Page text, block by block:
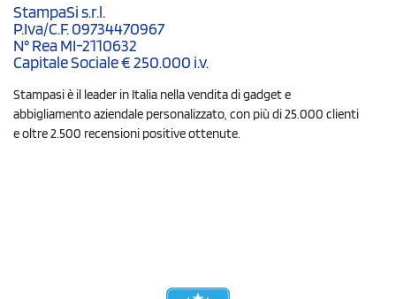
StampaSi s.r.l.
P.Iva/C.F. 09734470967
N° Rea MI-2110632
Capitale Sociale € 250.000 i.v.
Stampasi è il leader in Italia nella vendita di gadget e
abbigliamento aziendale personalizzato, con più di 25.000 clienti
e oltre 2.500 recensioni positive ottenute.